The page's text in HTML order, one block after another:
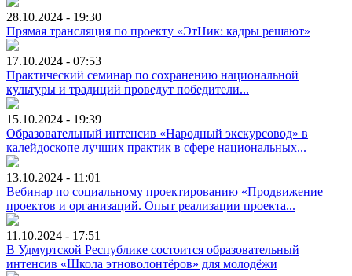
28.10.2024 - 19:30
Прямая трансляция по проекту «ЭтНик: кадры решают»
17.10.2024 - 07:53
Практический семинар по сохранению национальной
культуры и традиций проведут победители...
15.10.2024 - 19:39
Образовательный интенсив «Народный экскурсовод» в
калейдоскопе лучших практик в сфере национальных...
13.10.2024 - 11:01
Вебинар по социальному проектированию «Продвижение
проектов и организаций. Опыт реализации проекта...
11.10.2024 - 17:51
В Удмуртской Республике состоится образовательный
интенсив «Школа этноволонтёров» для молодёжи